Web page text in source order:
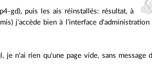
gd), puis les ais réinstallés: résultat, à
j'accède bien à l'interface
je n'ai rien qu'une page vide, sans message